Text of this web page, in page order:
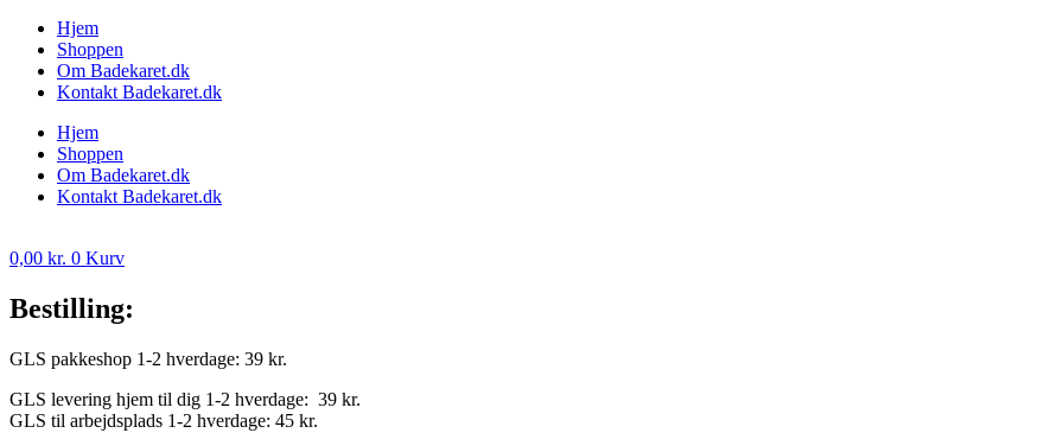
Hjem
Shoppen
Om Badekaret.dk
Kontakt Badekaret.dk
Hjem
Shoppen
Om Badekaret.dk
Kontakt Badekaret.dk
0,00 kr. 0 Kurv
Bestilling:
GLS pakkeshop 1-2 hverdage: 39 kr.
GLS levering hjem til dig 1-2 hverdage: 39 kr.
GLS til arbejdsplads 1-2 hverdage: 45 kr.